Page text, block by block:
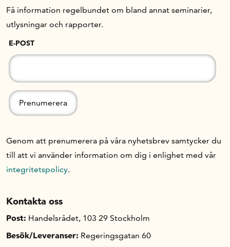
Få information regelbundet om bland annat seminarier,
utlysningar och rapporter.
E-POST
Genom att prenumerera på våra nyhetsbrev samtycker du
till att vi använder information om dig i enlighet med vår
integritetspolicy.
Kontakta oss
Post: Handelsrådet, 103 29 Stockholm
Besök/Leveranser: Regeringsgatan 60